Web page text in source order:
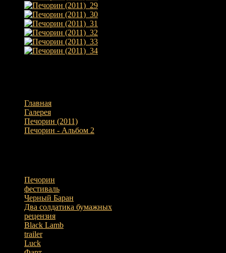
Главная
Галерея
Печорин (2011)
Печорин - Альбом 2
Печорин
фестиваль
Черный Баран
Два солдатика бумажных
рецензия
Black Lamb
trailer
Luck